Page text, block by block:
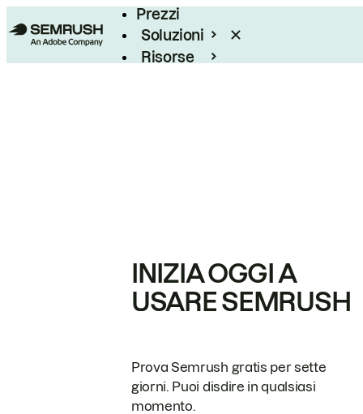
Prezzi
Soluzioni
Risorse
INIZIA OGGI A
USARE SEMRUSH
Prova Semrush gratis per sette
giorni. Puoi disdire in qualsiasi
momento.